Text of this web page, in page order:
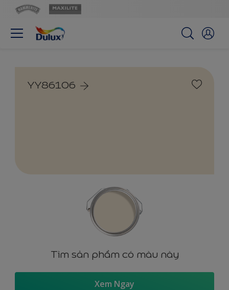
YY86106
Tìm sản phẩm có màu này
Xem Ngay